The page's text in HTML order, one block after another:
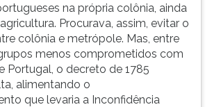
na própria colônia, ainda
Procurava, assim, evitar o
colônia e metrópole. Mas, entre
menos comprometidos com
Portugal, o decreto de 1785
alimentando o
que levaria a Inconfidência